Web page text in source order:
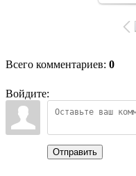
Всего комментариев: 0
Войдите:
Отправить